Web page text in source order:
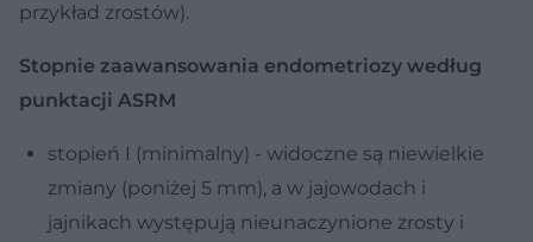
przykład zrostów).
Stopnie zaawansowania endometriozy według
punktacji ASRM
stopień I (minimalny) - widoczne są niewielkie
zmiany (poniżej 5 mm), a w jajowodach i
jajnikach występują nieunaczynione zrosty i